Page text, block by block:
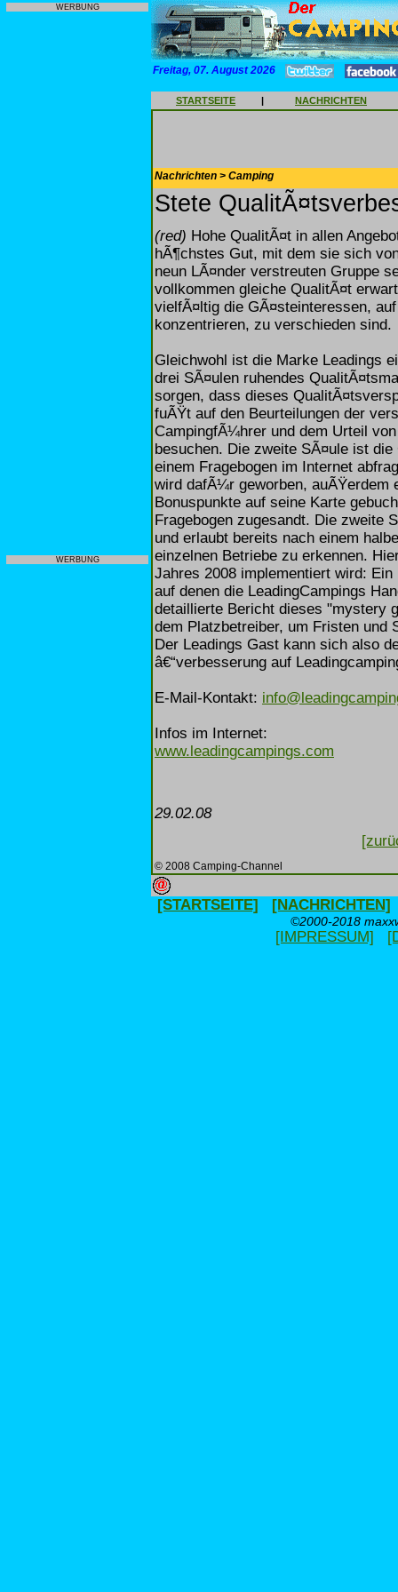
WERBUNG
WERBUNG
Freitag, 07. August 2026
STARTSEITE | NACHRICHTEN
Nachrichten > Camping
Stete
(red) Hohe QualitÃ¤t in allen
hÃ¶chstes Gut, mit dem sie sich
neun LÃ¤nder verstreuten Gruppe
vollkommen gleiche QualitÃ¤t
vielfÃ¤ltig die GÃ¤steinteressen,
konzentrieren, zu verschieden sind.
Gleichwohl ist die Marke Leadings
drei SÃ¤ulen ruhendes
sorgen, dass dieses
fuÃŸt auf den Beurteilungen der
CampingfÃ¼hrer und dem Urteil
besuchen. Die zweite SÃ¤ule ist
einem Fragebogen im Internet
wird dafÃ¼r geworben, auÃŸerdem
Bonuspunkte auf seine Karte
Fragebogen zugesandt. Die zweite
und erlaubt bereits nach einem
einzelnen Betriebe zu erkennen.
Jahres 2008 implementiert wird:
auf denen die LeadingCampings
detaillierte Bericht dieses "mystery
dem Platzbetreiber, um Fristen und
Der Leadings Gast kann sich also
â€“verbesserung auf
E-Mail-Kontakt:
Infos im Internet:
www.leadingcampings.com
29.02.08
© 2008 Camping-Channel
[STARTSEITE] [NACHRICHTEN]
©2000-2018
[IMPRESSUM]